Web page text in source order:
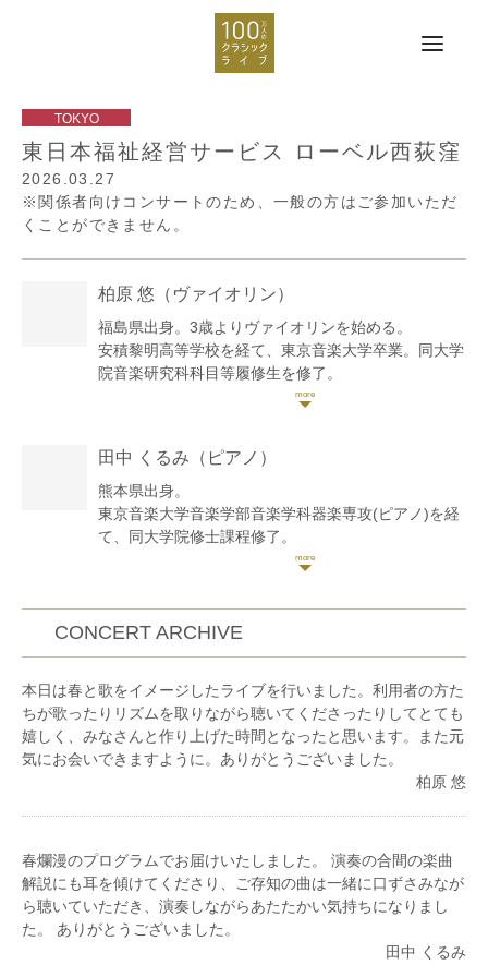
東日本福祉経営サービス ローベル西荻窪
2026.03.27
※関係者向けコンサートのため、一般の方はご参加いただ
くことができません。
柏原 悠 （ヴァイオリン）
福島県出身。3歳よりヴァイオリンを始める。
安積黎明高等学校を経て、東京音楽大学卒業。同大学
院音楽研究科科目等履修生を修了。
これまでに田中洋子、菊池恭江、景山誠治、景山裕
家として幅広く演奏活動を展開。
2018年3月には福島県いわき市久之浜町にて、千の音
色でつなぐ絆プロジェクトの一員として津波ヴァイオ
リンを演奏した。
また、後進の指導にも力を入れている。
田中 くるみ （ピアノ）
熊本県出身。
東京音楽大学音楽学部音楽学科器楽専攻(ピアノ)を経
て、同大学院修士課程修了。
東京、大阪、岩手、熊本にて2台ピアノによるピアノ
デュオリサイタルを開催。
子、伊賀あゆみの各氏、ピアノデュオを河邉亮子氏、
室内楽を山洞智氏、伴奏法を故・白石隆生、水谷真理
子の各氏に師事。
現在、ピアノデュオ、室内楽、合唱伴奏など、幅広く
CONCERT ARCHIVE
本日は春と歌をイメージしたライブを行いました。利用者の方た
ちが歌ったりリズムを取りながら聴いてくださったりしてとても
嬉しく、みなさんと作り上げた時間となったと思います。また元
気にお会いできますように。ありがとうございました。
柏原 悠
春爛漫のプログラムでお届けいたしました。 演奏の合間の楽曲
解説にも耳を傾けてくださり、ご存知の曲は一緒に口ずさみなが
ら聴いていただき、演奏しながらあたたかい気持ちになりまし
た。 ありがとうございました。
田中 くるみ